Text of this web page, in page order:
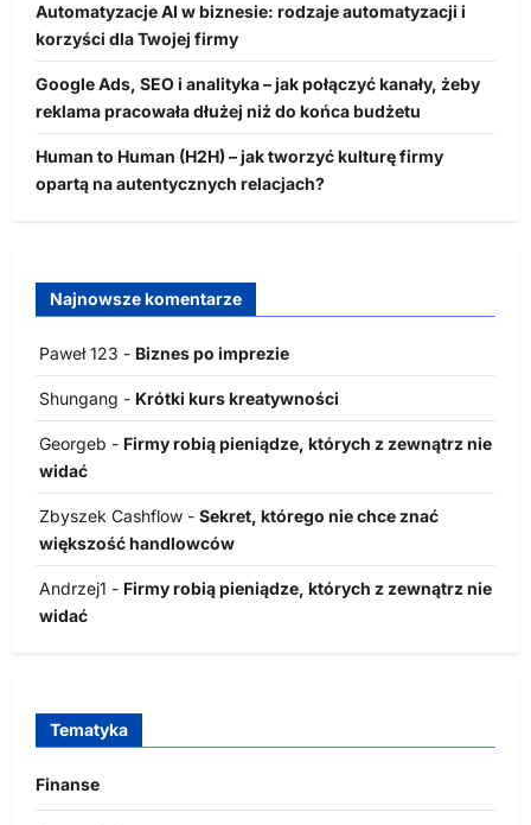
Automatyzacje AI w biznesie: rodzaje automatyzacji i
korzyści dla Twojej firmy
Google Ads, SEO i analityka – jak połączyć kanały, żeby
reklama pracowała dłużej niż do końca budżetu
Human to Human (H2H) – jak tworzyć kulturę firmy
opartą na autentycznych relacjach?
Najnowsze komentarze
Paweł 123 - Biznes po imprezie
Shungang - Krótki kurs kreatywności
Georgeb - Firmy robią pieniądze, których z zewnątrz nie
widać
Zbyszek Cashflow - Sekret, którego nie chce znać
większość handlowców
Andrzej1 - Firmy robią pieniądze, których z zewnątrz nie
widać
Tematyka
Finanse